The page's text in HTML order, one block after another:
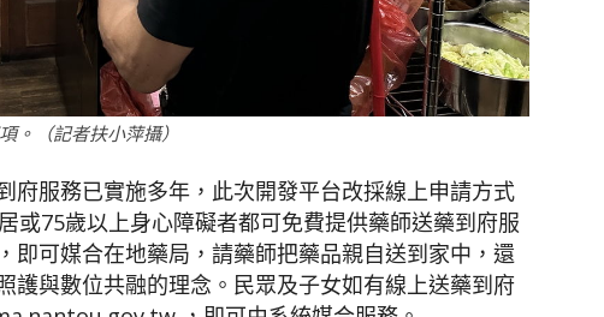
。（記者扶小萍攝）
府服務已實施多年，此次開發平台改採線上申請方式
或75歲以上身心障礙者都可免費提供藥師送藥到府服
即可媒合在地藥局，請藥師把藥品親自送到家中，還
護與數位共融的理念。民眾及子女如有線上送藥到府